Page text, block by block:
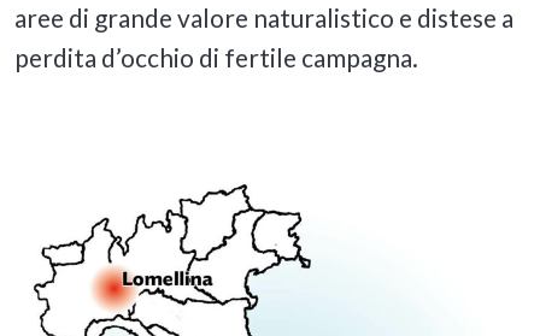
aree di grande valore naturalistico e distese a
perdita d’occhio di fertile campagna.